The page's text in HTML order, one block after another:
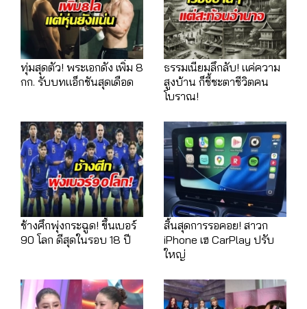
ทุ่มสุดตัว! พระเอกดัง เพิ่ม 8
กก. รับบทแอ็กชันสุดเดือด
ธรรมเนียมลึกลับ! แค่ความ
สูงบ้าน ก็ชี้ชะตาชีวิตคน
โบราณ!
ช้างศึกพุ่งกระฉูด! ขึ้นเบอร์
90 โลก ดีสุดในรอบ 18 ปี
สิ้นสุดการรอคอย! สาวก
iPhone เฮ CarPlay ปรับ
ใหญ่